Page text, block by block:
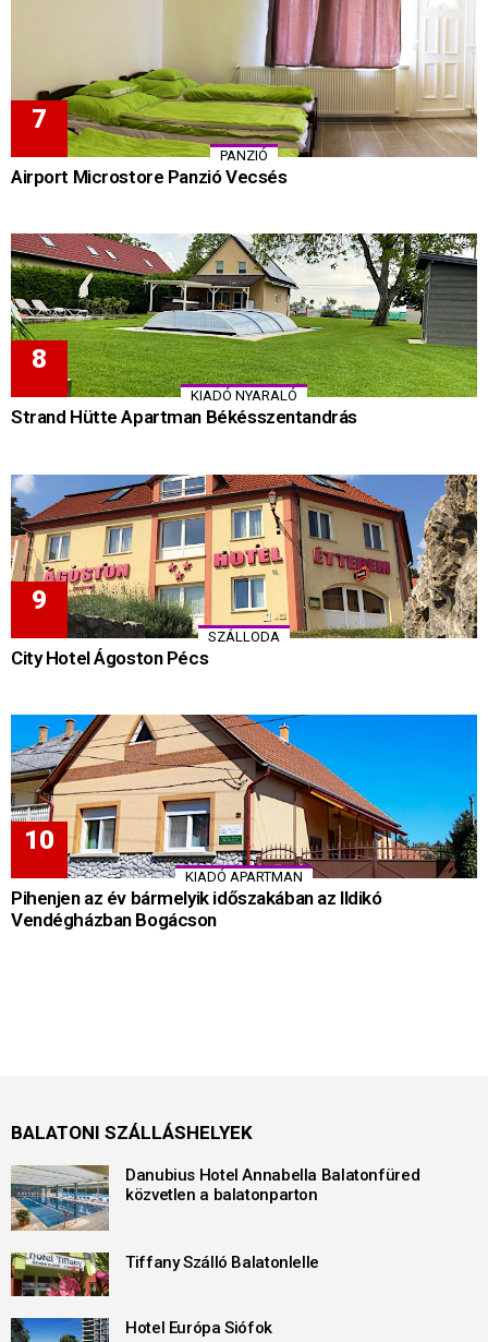
PANZIÓ
Airport Microstore Panzió Vecsés
KIADÓ NYARALÓ
Strand Hütte Apartman Békésszentandrás
SZÁLLODA
City Hotel Ágoston Pécs
KIADÓ APARTMAN
Pihenjen az év bármelyik időszakában az Ildikó
Vendégházban Bogácson
BALATONI SZÁLLÁSHELYEK
Danubius Hotel Annabella Balatonfüred
közvetlen a balatonparton
Tiffany Szálló Balatonlelle
Hotel Európa Siófok